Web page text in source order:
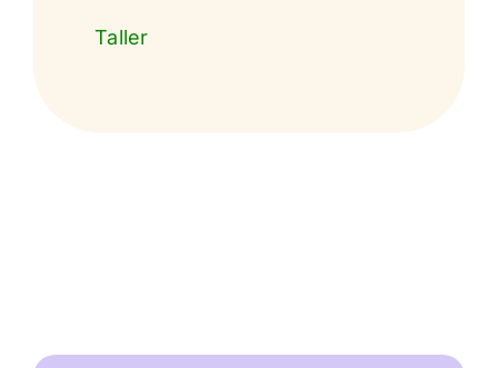
Taller